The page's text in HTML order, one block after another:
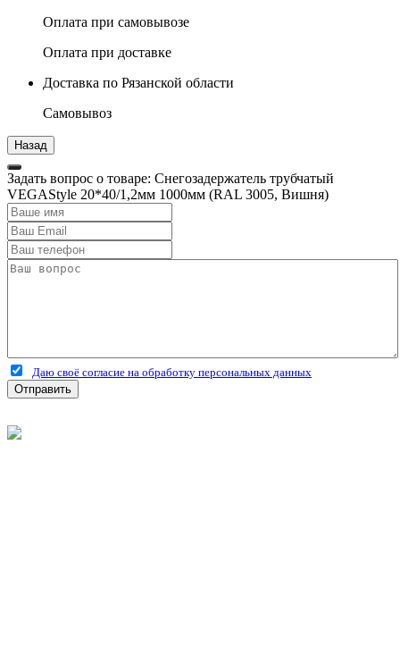
Оплата при самовывозе
Оплата при доставке
Доставка по Рязанской области
Самовывоз
Задать вопрос о товаре: Снегозадержатель трубчатый
VEGAStyle 20*40/1,2мм 1000мм (RAL 3005, Вишня)
Даю своё согласие на обработку персональных данных
Отправить